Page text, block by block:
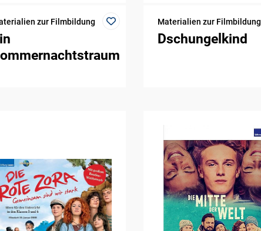
zur Filmbildung Materialien zur Filmbildung
Dschungelkind